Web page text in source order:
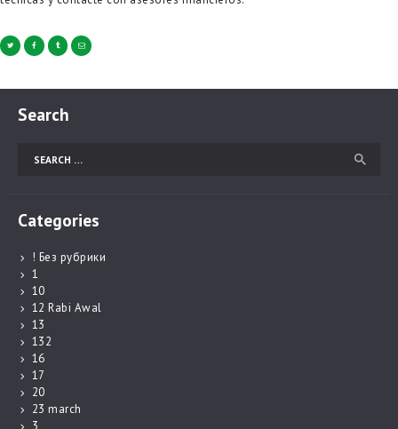
Search
for:
Categories
! Без рубрики
1
10
12 Rabi Awal
13
132
16
17
20
23 march